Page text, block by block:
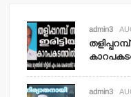
admin3
admin3